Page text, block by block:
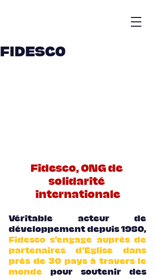
FIDESCO
Fidesco, ONG de
solidarité
internationale
Véritable acteur de
Fidesco s’engage auprès de
partenaires d’Eglise dans
près de 30 pays à travers le
monde pour soutenir des